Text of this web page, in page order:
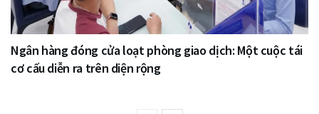
Ngân hàng đóng cửa loạt phòng giao dịch: Một cuộc tái
cơ cấu diễn ra trên diện rộng